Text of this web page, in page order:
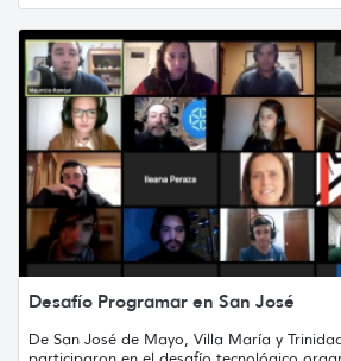
Desafío Programar en San José
De San José de Mayo, Villa María y